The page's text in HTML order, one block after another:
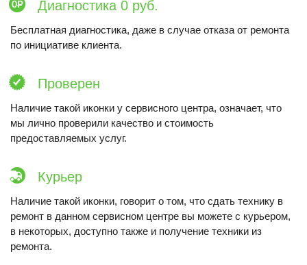
Диагностика 0 руб.
Бесплатная диагностика, даже в случае отказа от ремонта
по инициативе клиента.
Проверен
Наличие такой иконки у сервисного центра, означает, что
мы лично проверили качество и стоимость
предоставляемых услуг.
Курьер
Наличие такой иконки, говорит о том, что сдать технику в
ремонт в данном сервисном центре вы можете с курьером,
в некоторых, доступно также и получение техники из
ремонта.